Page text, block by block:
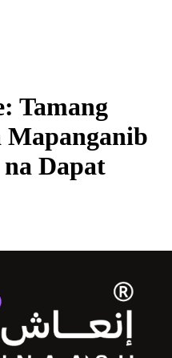
Tamang
Dapat